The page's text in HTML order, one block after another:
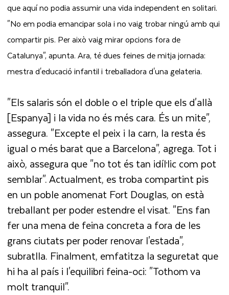
que aquí no podia assumir una vida independent en solitari.
"No em podia emancipar sola i no vaig trobar ningú amb qui
compartir pis. Per això vaig mirar opcions fora de
Catalunya", apunta. Ara, té dues feines de mitja jornada:
mestra d'educació infantil i treballadora d'una gelateria.
"Els salaris són el doble o el triple que els d'allà
[Espanya] i la vida no és més cara. És un mite",
assegura. "Excepte el peix i la carn, la resta és
igual o més barat que a Barcelona", agrega. Tot i
això, assegura que "no tot és tan idíl·lic com pot
semblar". Actualment, es troba compartint pis
en un poble anomenat Fort Douglas, on està
treballant per poder estendre el visat. "Ens fan
fer una mena de feina concreta a fora de les
grans ciutats per poder renovar l'estada",
subratlla. Finalment, emfatitza la seguretat que
hi ha al país i l'equilibri feina-oci: "Tothom va
molt tranquil".